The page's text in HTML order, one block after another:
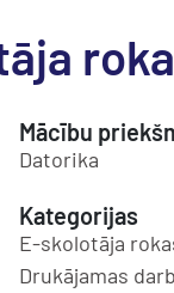
Mācību
Datorika
Kategorijas
E-skolotāja
Drukājamas